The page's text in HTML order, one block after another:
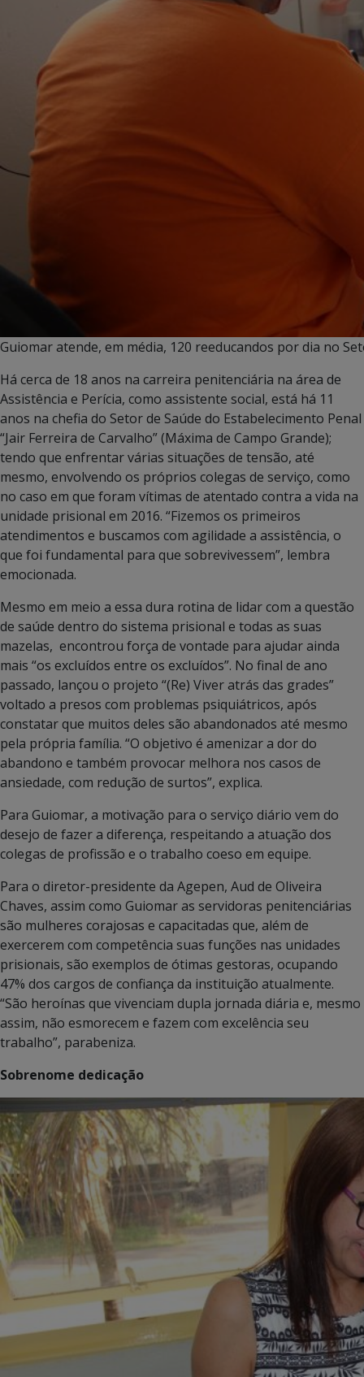
Guiomar atende, em média, 120 reeducandos por dia no
Há cerca de 18 anos na carreira penitenciária na área de
Assistência e Perícia, como assistente social, está há 11
anos na chefia do Setor de Saúde do Estabelecimento Penal
“Jair Ferreira de Carvalho” (Máxima de Campo Grande);
tendo que enfrentar várias situações de tensão, até
mesmo, envolvendo os próprios colegas de serviço, como
no caso em que foram vítimas de atentado contra a vida na
unidade prisional em 2016. “Fizemos os primeiros
atendimentos e buscamos com agilidade a assistência, o
que foi fundamental para que sobrevivessem”, lembra
emocionada.
Mesmo em meio a essa dura rotina de lidar com a questão
de saúde dentro do sistema prisional e todas as suas
mazelas, encontrou força de vontade para ajudar ainda
mais “os excluídos entre os excluídos”. No final de ano
passado, lançou o projeto “(Re) Viver atrás das grades”
voltado a presos com problemas psiquiátricos, após
constatar que muitos deles são abandonados até mesmo
pela própria família. “O objetivo é amenizar a dor do
abandono e também provocar melhora nos casos de
ansiedade, com redução de surtos”, explica.
Para Guiomar, a motivação para o serviço diário vem do
desejo de fazer a diferença, respeitando a atuação dos
colegas de profissão e o trabalho coeso em equipe.
Para o diretor-presidente da Agepen, Aud de Oliveira
Chaves, assim como Guiomar as servidoras penitenciárias
são mulheres corajosas e capacitadas que, além de
exercerem com competência suas funções nas unidades
prisionais, são exemplos de ótimas gestoras, ocupando
47% dos cargos de confiança da instituição atualmente.
“São heroínas que vivenciam dupla jornada diária e, mesmo
assim, não esmorecem e fazem com excelência seu
trabalho”, parabeniza.
Sobrenome dedicação